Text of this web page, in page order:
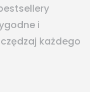
i
każdego